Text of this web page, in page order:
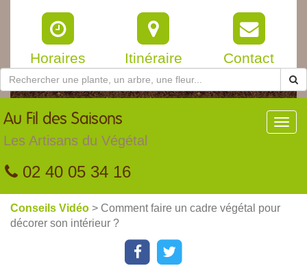
Horaires Itinéraire Contact
Au Fil des Saisons
Les Artisans du Végétal
02 40 05 34 16
Conseils Vidéo > Comment faire un cadre végétal pour
décorer son intérieur ?